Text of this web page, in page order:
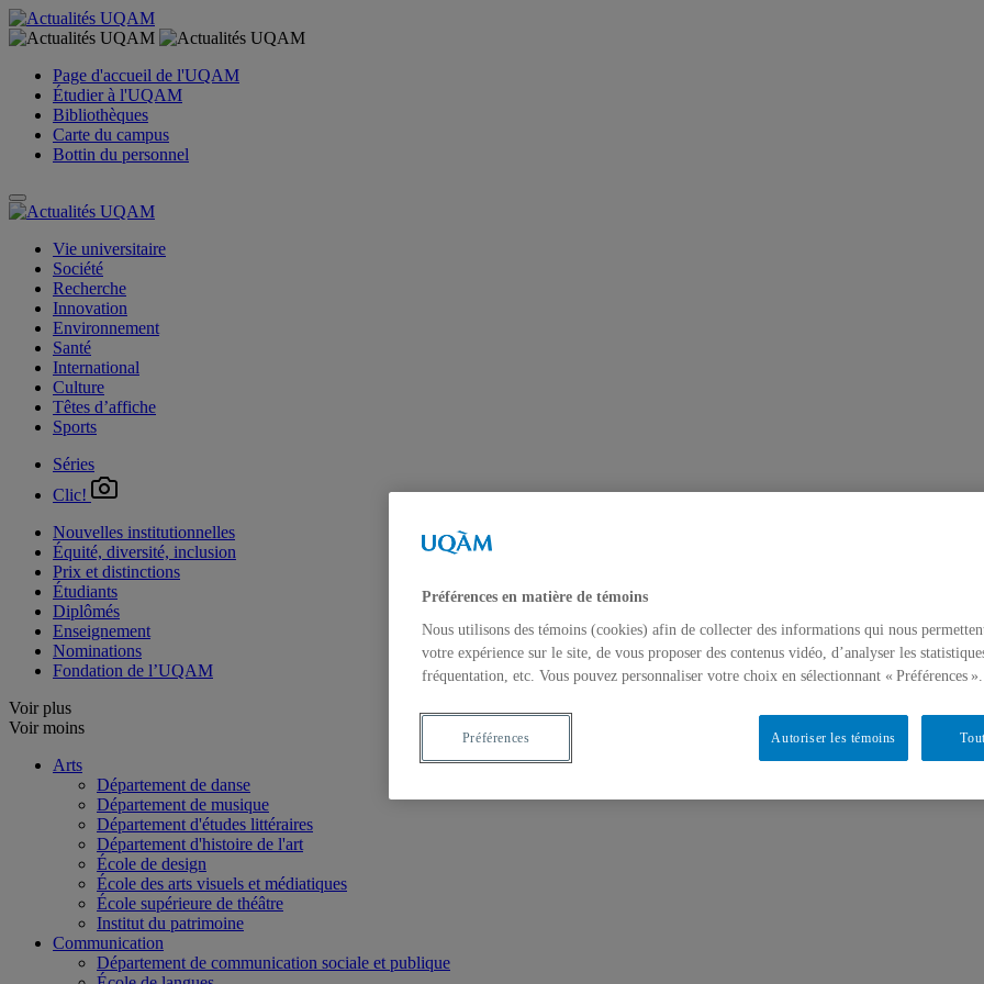
Page d'accueil de l'UQAM
Étudier à l'UQAM
Bibliothèques
Carte du campus
Bottin du personnel
Vie universitaire
Société
Recherche
Innovation
Environnement
Santé
International
Culture
Têtes d’affiche
Sports
Séries
Clic!
Nouvelles institutionnelles
Équité, diversité, inclusion
Prix et distinctions
Étudiants
Diplômés
Enseignement
Nominations
Fondation de l’UQAM
Voir plus
Voir moins
Arts
Département de danse
Département de musique
Département d'études littéraires
Département d'histoire de l'art
École de design
École des arts visuels et médiatiques
École supérieure de théâtre
Institut du patrimoine
Communication
Département de communication sociale et publique
Préférences en matière de témoins
Nous utilisons des témoins (cookies) afin de collecter des informations qui nous
votre expérience sur le site, de vous proposer des contenus vidéo, d’analyser les
fréquentation, etc. Vous pouvez personnaliser votre choix en sélectionnant « Préférences ».
Autoriser les témoins
Préférences